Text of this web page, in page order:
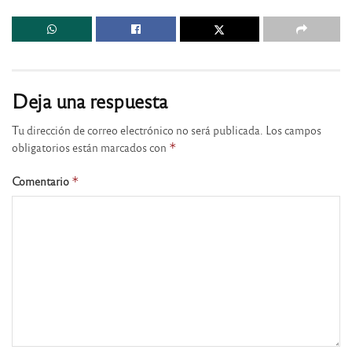
Deja una respuesta
Tu dirección de correo electrónico no será publicada. Los campos
obligatorios están marcados con *
Comentario *